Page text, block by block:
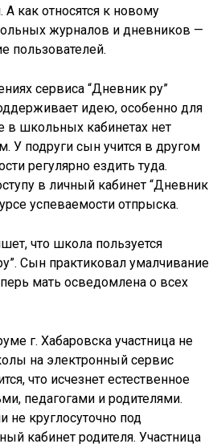
А как относятся к новому
журналов и дневников —
пользователей.
сервиса “Дневник ру”
идею, особенно для
в школьных кабинетах нет
У подруги сын учится в другом
регулярно ездить туда.
в личный кабинет “Дневник
успеваемости отпрыска.
что школа пользуется
Сын практиковал умалчивание
мать осведомлена о всех
г. Хабаровска участница не
на электронный сервис
что исчезнет естественное
педагогами и родителями.
не круглосуточно под
кабинет родителя. Участница